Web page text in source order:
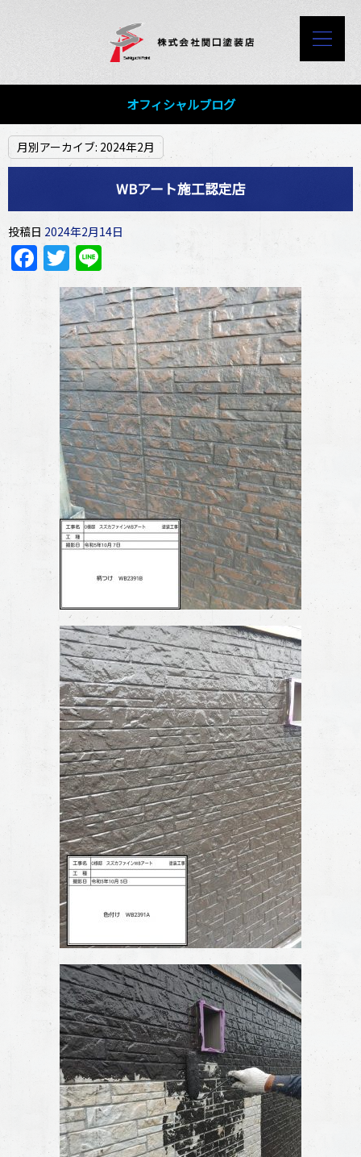
オフィシャルブログ
月別アーカイブ: 2024年2月
WBアート施工認定店
投稿日 2024年2月14日
Facebook
Twitter